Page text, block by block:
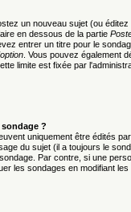
un nouveau sujet (ou
en dessous de la partie
entrer un titre pour le
. Vous pouvez également
limite est fixée par
?
uniquement être édités
du sujet (il a toujours le
Par contre, si une
les sondages en modifiant